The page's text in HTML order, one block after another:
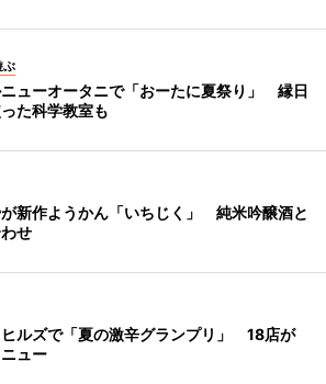
ぶ
ューオータニで「おーたに夏祭り」 縁日
た科学教室も
が新作ようかん「いちじく」 純米吟醸酒と
せ
ルズで「夏の激辛グランプリ」 18店が
ュー